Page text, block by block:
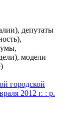
депутаты
модели
городской
2012 г. : р.